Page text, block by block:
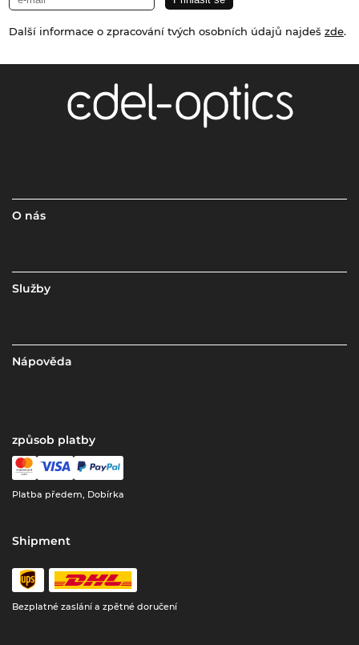
Další informace o zpracování tvých osobních údajů najdeš zde.
O nás
Služby
Nápověda
způsob platby
Platba předem, Dobírka
Shipment
Bezplatné zaslání a zpětné doručení